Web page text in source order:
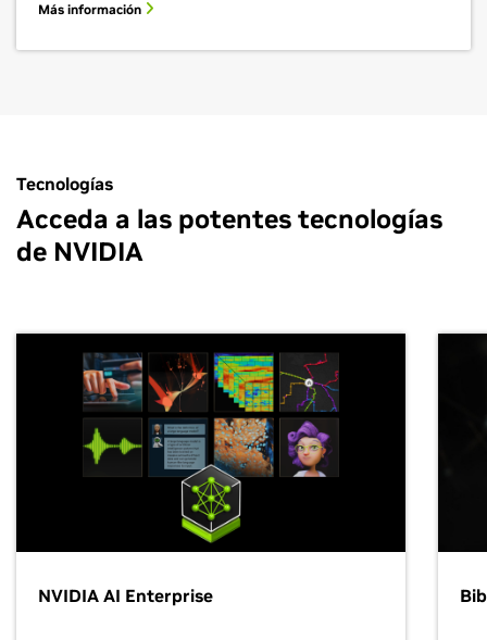
Más información
Tecnologías
Acceda a las potentes tecnologías
de NVIDIA
NVIDIA AI Enterprise